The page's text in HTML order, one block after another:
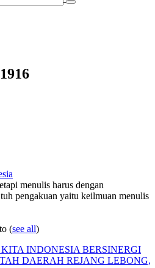
menulis harus dengan
pengakuan yaitu keilmuan menulis
(see all)
INDONESIA BERSINERGI
DAERAH REJANG LEBONG,